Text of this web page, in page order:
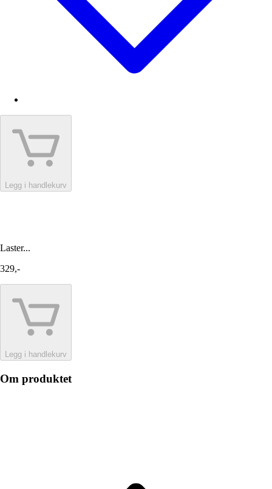
Legg i handlekurv
Laster...
329,-
Legg i handlekurv
Om produktet